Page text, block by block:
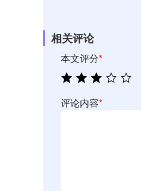
相关评论
本文评分*
评论内容*